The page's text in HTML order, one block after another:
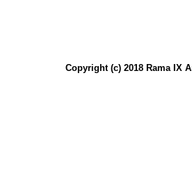
Copyright (c) 2018 Rama IX